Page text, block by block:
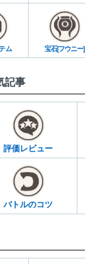
ム 宝石[フウニー]
記事
評価レビュー
バトルのコツ